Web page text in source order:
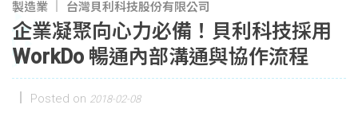
製造業 台灣貝利科技股份有限公司
企業凝聚向心力必備！貝利科技採用
WorkDo 暢通內部溝通與協作流程
Posted on 2018-02-08